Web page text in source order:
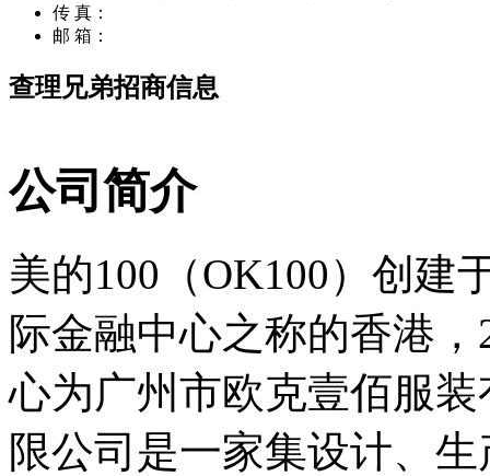
传 真：
邮 箱：
查理兄弟招商信息
公司简介
美的100（OK100）创建
际金融中心之称的香港
心为广州市欧克壹佰服
限公司是一家集设计、